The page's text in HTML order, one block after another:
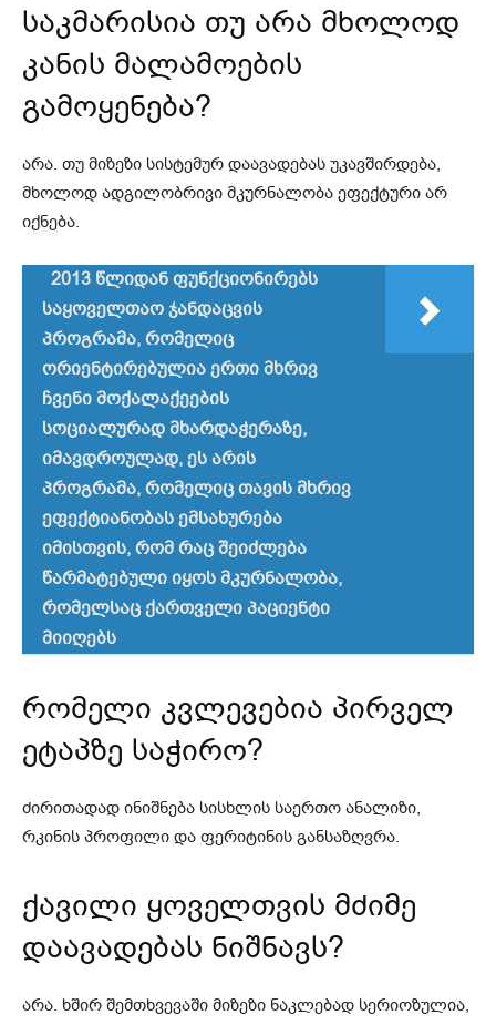
საკმარისია თუ არა მხოლოდ
კანის მალამოების
გამოყენება?
არა. თუ მიზეზი სისტემურ დაავადებას უკავშირდება,
მხოლოდ ადგილობრივი მკურნალობა ეფექტური არ
იქნება.
2013 წლიდან ფუნქციონირებს
საყოველთაო ჯანდაცვის
პროგრამა, რომელიც
ორიენტირებულია ერთი მხრივ
ჩვენი მოქალაქეების
სოციალურად მხარდაჭერაზე,
იმავდროულად, ეს არის
პროგრამა, რომელიც თავის მხრივ
ეფექტიანობას ემსახურება
იმისთვის, რომ რაც შეიძლება
წარმატებული იყოს მკურნალობა,
რომელსაც ქართველი პაციენტი
მიიღებს
რომელი კვლევებია პირველ
ეტაპზე საჭირო?
ძირითადად ინიშნება სისხლის საერთო ანალიზი,
რკინის პროფილი და ფერიტინის განსაზღვრა.
ქავილი ყოველთვის მძიმე
დაავადებას ნიშნავს?
არა. ხშირ შემთხვევაში მიზეზი ნაკლებად სერიოზულია,